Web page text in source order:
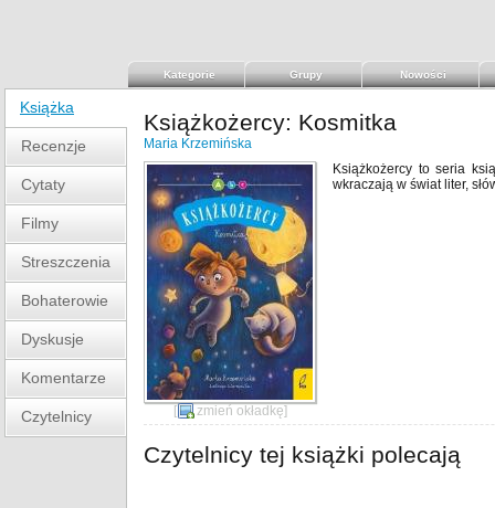
Kategorie Grupy Nowości
Książka
Recenzje
Cytaty
Filmy
Streszczenia
Bohaterowie
Dyskusje
Komentarze
Czytelnicy
Książkożercy: Kosmitka
Maria Krzemińska
[ zmień okładkę]
Książkożercy to seria
wkraczają w świat liter,
Czytelnicy tej książki polecają